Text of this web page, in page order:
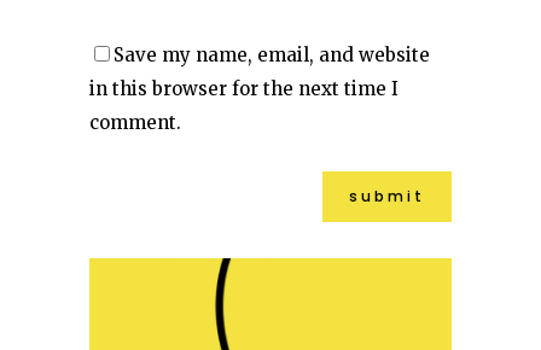
Save my name, email, and website
in this browser for the next time I
comment.